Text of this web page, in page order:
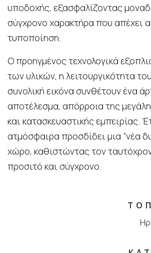
υποδοχής, εξασφαλίζοντας
σύγχρονο χαρακτήρα που απέχει
τυποποίηση.
Ο προηγμένος τεχνολογικά
των υλικών, η λειτουργικότητα
συνολική εικόνα συνθέτουν ένα
αποτέλεσμα, απόρροια της
και κατασκευαστικής εμπειρίας.
ατμόσφαιρα προσδίδει μια “νέα
χώρο, καθιστώντας τον
προσιτό και σύγχρονο.